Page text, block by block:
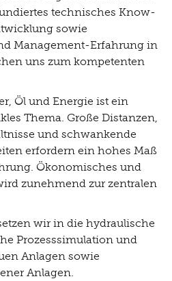
technisches Know-
sowie
Management-Erfahrung in
uns zum kompetenten
Öl und Energie ist ein
Thema. Große Distanzen,
und schwankende
erfordern ein hohes Maß
Ökonomisches und
zunehmend zur zentralen
wir in die hydraulische
Prozesssimulation und
Anlagen sowie
Anlagen.